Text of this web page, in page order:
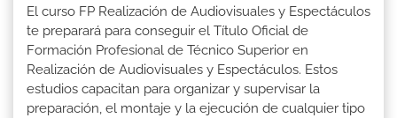
El curso FP Realización de Audiovisuales y Espectáculos
te preparará para conseguir el Título Oficial de
Formación Profesional de Técnico Superior en
Realización de Audiovisuales y Espectáculos. Estos
estudios capacitan para organizar y supervisar la
preparación, el montaje y la ejecución de cualquier tipo